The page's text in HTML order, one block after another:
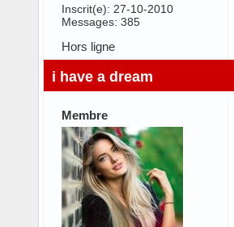
Inscrit(e): 27-10-2010
Messages: 385
Hors ligne
i have a dream
Membre